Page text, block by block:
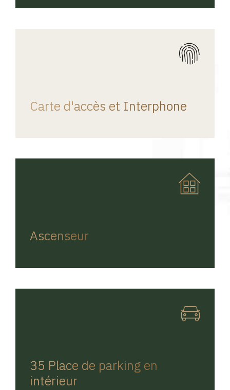
Carte d'accès et Interphone
Ascenseur
35 Place de parking en
intérieur